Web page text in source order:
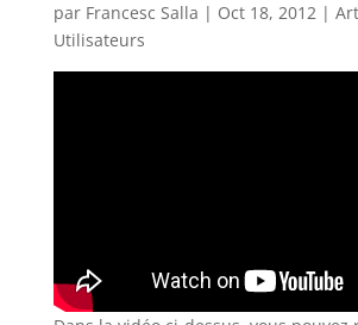
par Francesc Salla | Oct 18, 2012|
Utilisateurs